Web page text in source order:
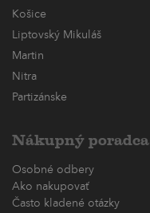
Košice
Liptovský Mikuláš
Martin
Nitra
Partizánske
Nákupný poradca
Osobné odbery
Ako nakupovať
Často kladené otázky